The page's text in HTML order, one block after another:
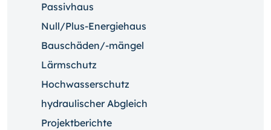
Passivhaus
Null/Plus-Energiehaus
Bauschäden/-mängel
Lärmschutz
Hochwasserschutz
hydraulischer Abgleich
Projektberichte